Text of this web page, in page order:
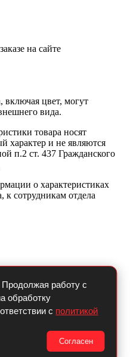
на сайте
включая цвет, могут
вида.
товара носят
характер и не являются
п.2 ст. 437 Гражданского
о характеристиках
к сотрудникам отдела
работу с
обработку
с политикой
Согласен